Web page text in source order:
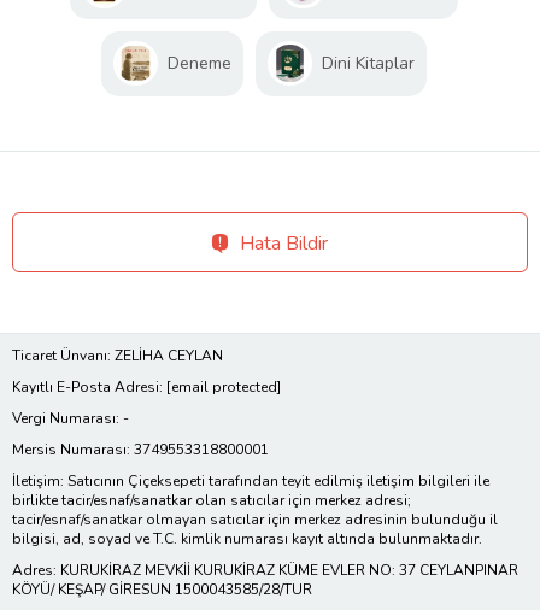
Deneme Dini Kitaplar
Hata Bildir
Ticaret Ünvanı: ZELİHA CEYLAN
Kayıtlı E-Posta Adresi: [email protected]
Vergi Numarası: -
Mersis Numarası: 3749553318800001
İletişim: Satıcının Çiçeksepeti tarafından teyit edilmiş iletişim bilgileri ile
birlikte tacir/esnaf/sanatkar olan satıcılar için merkez adresi;
tacir/esnaf/sanatkar olmayan satıcılar için merkez adresinin bulunduğu il
bilgisi, ad, soyad ve T.C. kimlik numarası kayıt altında bulunmaktadır.
Adres: KURUKİRAZ MEVKİİ KURUKİRAZ KÜME EVLER NO: 37 CEYLANPINAR
KÖYÜ/ KEŞAP/ GİRESUN 1500043585/28/TUR